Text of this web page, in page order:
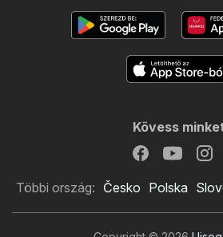
Kövess
Többi ország: Česko Polska